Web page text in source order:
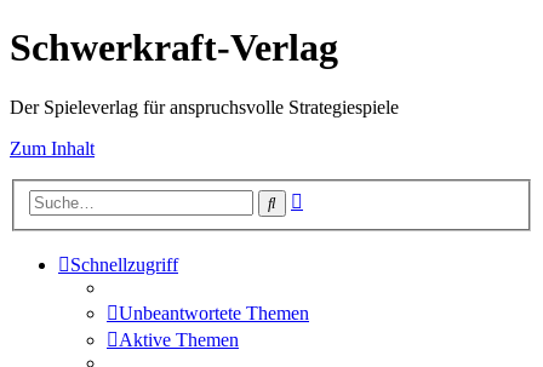
Schwerkraft-Verlag
Der Spieleverlag für anspruchsvolle Strategiespiele
Zum Inhalt
Suche
Schnellzugriff
Unbeantwortete Themen
Aktive Themen